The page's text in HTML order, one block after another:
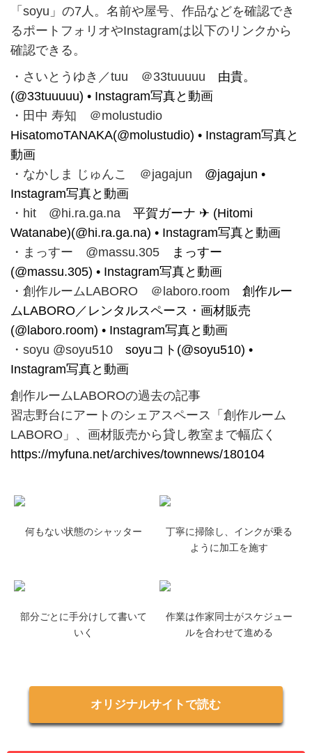
「soyu」の7人。名前や屋号、作品などを確認でき
るポートフォリオやInstagramは以下のリンクから
確認できる。
・さいとうゆき／tuu ＠33tuuuuu 由貴。
(@33tuuuuu) • Instagram写真と動画
・田中 寿知 ＠molustudio
HisatomoTANAKA(@molustudio) • Instagram写真と
動画
・なかしま じゅんこ ＠jagajun @jagajun •
Instagram写真と動画
・hit @hi.ra.ga.na 平賀ガーナ ✈︎ (Hitomi
Watanabe)(@hi.ra.ga.na) • Instagram写真と動画
・まっすー @massu.305
まっすー
(@massu.305) • Instagram写真と動画
・創作ルームLABORO ＠laboro.room 創作ルー
ムLABORO／レンタルスペース・画材販売
(@laboro.room) • Instagram写真と動画
・soyu @soyu510 soyuコト(@soyu510) •
Instagram写真と動画
創作ルームLABOROの過去の記事
習志野台にアートのシェアスペース「創作ルーム
LABORO」、画材販売から貸し教室まで幅広く
https://myfuna.net/archives/townnews/180104
何もない状態のシャッター
丁寧に掃除し、インクが乗る
ように加工を施す
部分ごとに手分けして書いて
いく
作業は作家同士がスケジュー
ルを合わせて進める
オリジナルサイトで読む